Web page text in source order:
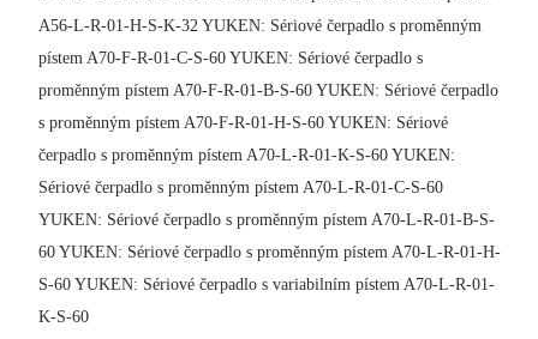
A56-L-R-01-H-S-K-32 YUKEN: Sériové čerpadlo s proměnným
pístem A70-F-R-01-C-S-60 YUKEN: Sériové čerpadlo s
proměnným pístem A70-F-R-01-B-S-60 YUKEN: Sériové čerpadlo
s proměnným pístem A70-F-R-01-H-S-60 YUKEN: Sériové
čerpadlo s proměnným pístem A70-L-R-01-K-S-60 YUKEN:
Sériové čerpadlo s proměnným pístem A70-L-R-01-C-S-60
YUKEN: Sériové čerpadlo s proměnným pístem A70-L-R-01-B-S-
60 YUKEN: Sériové čerpadlo s proměnným pístem A70-L-R-01-H-
S-60 YUKEN: Sériové čerpadlo s variabilním pístem A70-L-R-01-
K-S-60